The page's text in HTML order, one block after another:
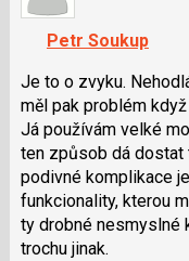
nový
názor
navigaci
lze
použít
i
klávesy
N
pro
následující
a
P
Petr Soukup
Je to o zvyku.
měl pak problém
Já používám velké
ten způsob dá dostat
podivné komplikace
funkcionality, kterou
ty drobné nesmyslné
trochu jinak.